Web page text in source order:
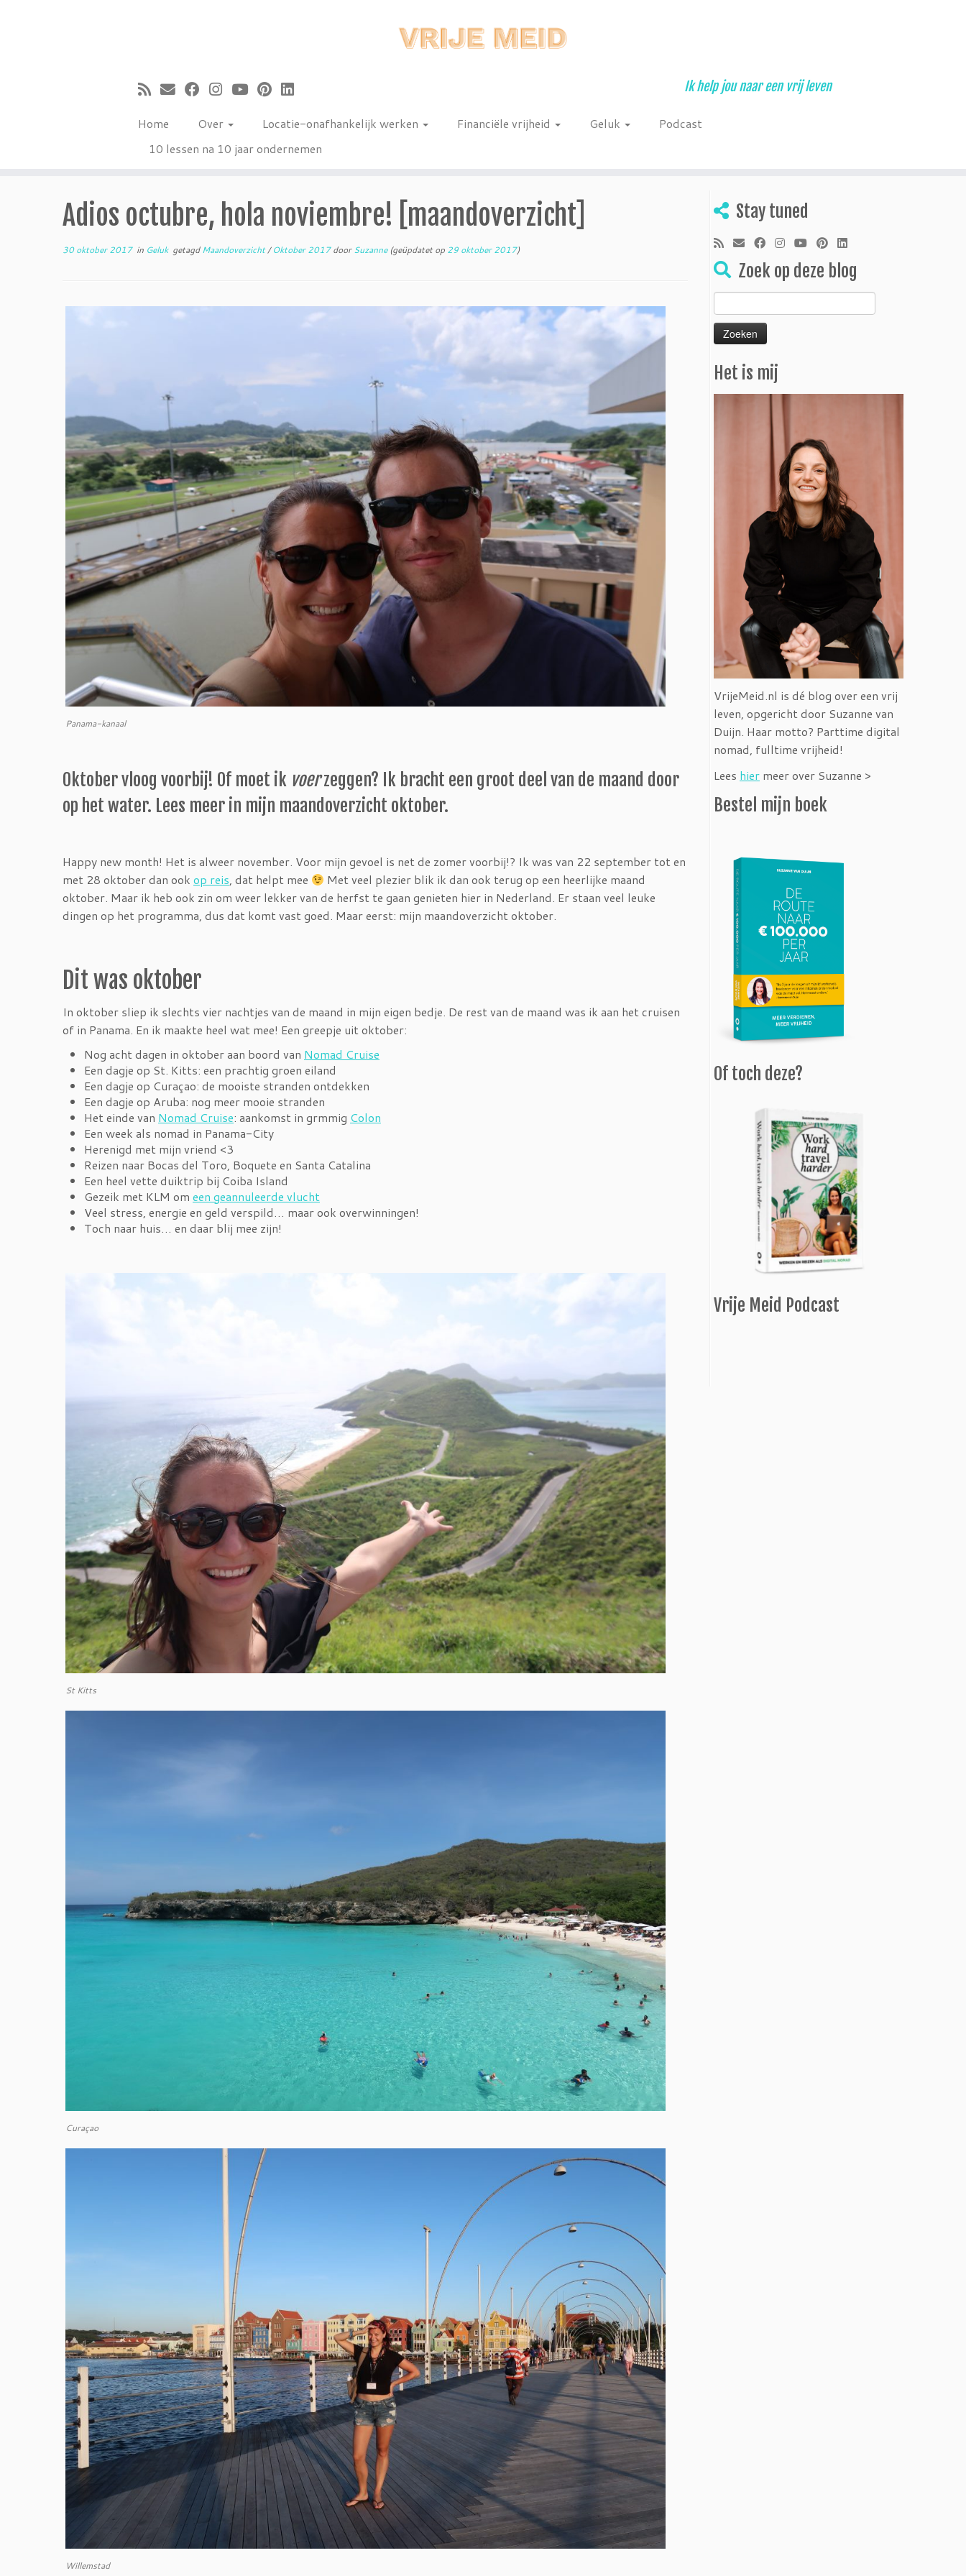
Ik help jou naar een vrij leven
Home Over Locatie-onafhankelijk werken Financiële vrijheid Geluk
Podcast
10 lessen na 10 jaar ondernemen
Adios octubre, hola noviembre! [maandoverzicht]
30 oktober 2017in Geluk getagdMaandoverzicht/Oktober 2017doorSuzanne(geüpdatet op 29 oktober 2017)
Panama-kanaal
Oktober vloog voorbij! Of moet ik voerzeggen? Ik bracht een groot deel van de maand door
op het water. Lees meer in mijn maandoverzicht oktober.
Happy new month! Het is alweer november. Voor mijn gevoel is net de zomer voorbij!? Ik was van 22 september tot en
met 28 oktober dan ook op reis, dat helpt mee
Met veel plezier blik ik dan ook terug op een heerlijke maand
oktober. Maar ik heb ook zin om weer lekker van de herfst te gaan genieten hier in Nederland. Er staan veel leuke
dingen op het programma, dus dat komt vast goed. Maar eerst: mijn maandoverzicht oktober.
Dit was oktober
In oktober sliep ik slechts vier nachtjes van de maand in mijn eigen bedje. De rest van de maand was ik aan het cruisen
of in Panama. En ik maakte heel wat mee! Een greepje uit oktober:
Nog acht dagen in oktober aan boord van Nomad Cruise
Een dagje op St. Kitts: een prachtig groen eiland
Een dagje op Curaçao: de mooiste stranden ontdekken
Een dagje op Aruba: nog meer mooie stranden
Het einde van Nomad Cruise: aankomst in grmmig Colon
Een week als nomad in Panama-City
Herenigd met mijn vriend <3
Reizen naar Bocas del Toro, Boquete en Santa Catalina
Een heel vette duiktrip bij Coiba Island
Gezeik met KLM om een geannuleerde vlucht
Veel stress, energie en geld verspild… maar ook overwinningen!
Toch naar huis… en daar blij mee zijn!
St Kitts
Curaçao
Willemstad
Stay tuned
Zoek op deze blog
Zoeken
naar:
Het is mij
VrijeMeid.nl is dé blog over een vrij
leven, opgericht door Suzanne van
Duijn. Haar motto? Parttime digital
nomad, fulltime vrijheid!
Lees hier meer over Suzanne >
Bestel mijn boek
Of toch deze?
Vrije Meid Podcast